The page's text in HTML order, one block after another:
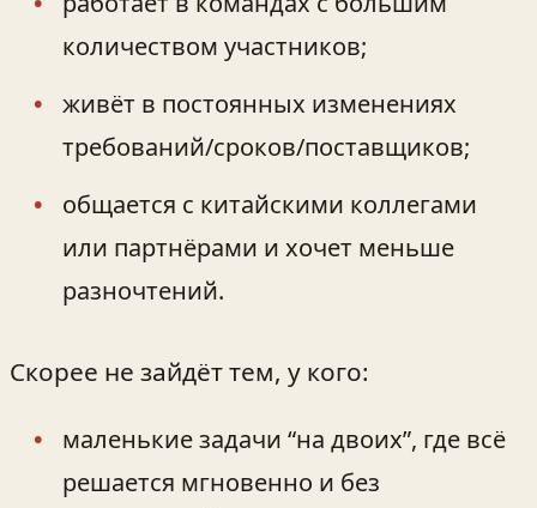
количеством участников;
живёт в постоянных изменениях
требований/сроков/поставщиков;
общается с китайскими коллегами
или партнёрами и хочет меньше
разночтений.
Скорее не зайдёт тем, у кого:
маленькие задачи “на двоих”, где всё
решается мгновенно и без